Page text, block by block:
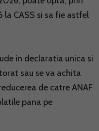
CASS si sa fie astfel
in declaratia unica si
sau se va achita
de catre ANAF
pana pe